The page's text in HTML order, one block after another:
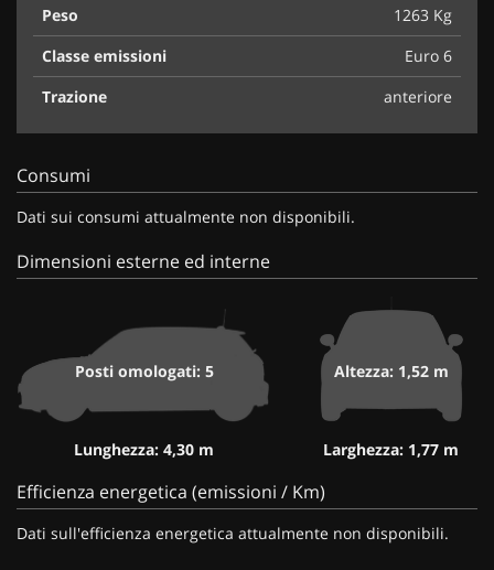
Peso
1263 Kg
Classe emissioni
Euro 6
Trazione
anteriore
Consumi
Dati sui consumi attualmente non disponibili.
Dimensioni esterne ed interne
Posti omologati: 5
Lunghezza: 4,30 m
Altezza: 1,52 m
Larghezza: 1,77 m
Efficienza energetica (emissioni / Km)
Dati sull'efficienza energetica attualmente non disponibili.